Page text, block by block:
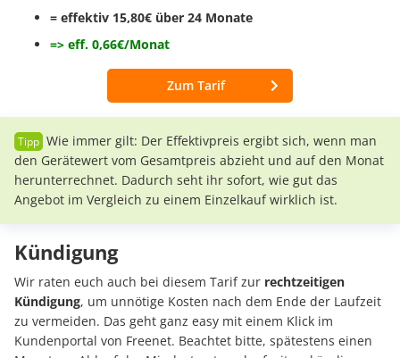
= effektiv 15,80€ über 24 Monate
=> eff. 0,66€/Monat
Zum Tarif
Wie immer gilt: Der Effektivpreis ergibt sich, wenn man
den Gerätewert vom Gesamtpreis abzieht und auf den Monat
herunterrechnet. Dadurch seht ihr sofort, wie gut das
Angebot im Vergleich zu einem Einzelkauf wirklich ist.
Kündigung
Wir raten euch auch bei diesem Tarif zur rechtzeitigen
Kündigung, um unnötige Kosten nach dem Ende der Laufzeit
zu vermeiden. Das geht ganz easy mit einem Klick im
Kundenportal von Freenet. Beachtet bitte, spätestens einen